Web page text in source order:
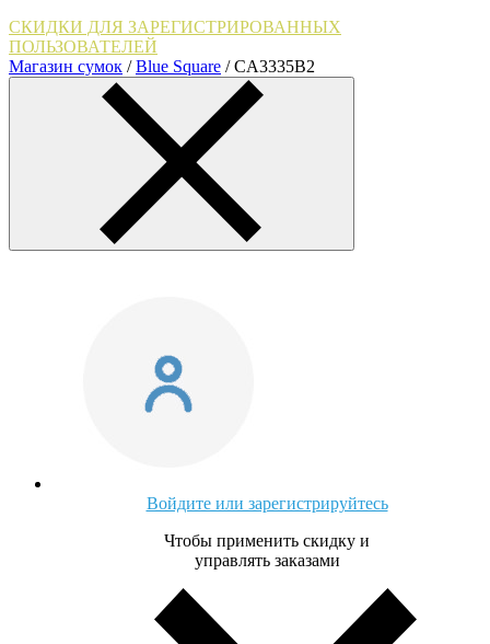
СКИДКИ ДЛЯ ЗАРЕГИСТРИРОВАННЫХ
ПОЛЬЗОВАТЕЛЕЙ
Магазин сумок /Blue Square /CA3335B2
Войдите или зарегистрируйтесь
Чтобы применить скидку и
управлять заказами